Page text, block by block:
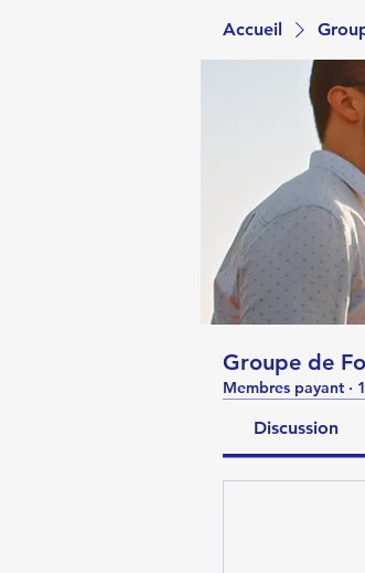
Accueil
Groupe de
Membres payant ·
Discussion